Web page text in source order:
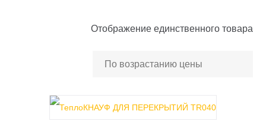
Отображение единственного товара